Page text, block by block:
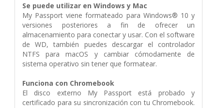
Se puede utilizar en Windows y Mac
My Passport viene formateado para Windows® 10 y
versiones posteriores a fin de ofrecer un
almacenamiento para conectar y usar. Con el software
de WD, también puedes descargar el controlador
NTFS para macOS y cambiar cómodamente de
sistema operativo sin tener que formatear.
Funciona con Chromebook
El disco externo My Passport está probado y
certificado para su sincronización con tu Chromebook.